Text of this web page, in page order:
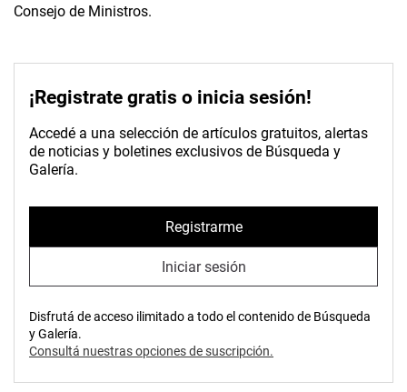
Consejo de Ministros.
¡Registrate gratis o inicia sesión!
Accedé a una selección de artículos gratuitos, alertas
de noticias y boletines exclusivos de Búsqueda y
Galería.
Registrarme
Iniciar sesión
Disfrutá de acceso ilimitado a todo el contenido de Búsqueda
y Galería.
Consultá nuestras opciones de suscripción.